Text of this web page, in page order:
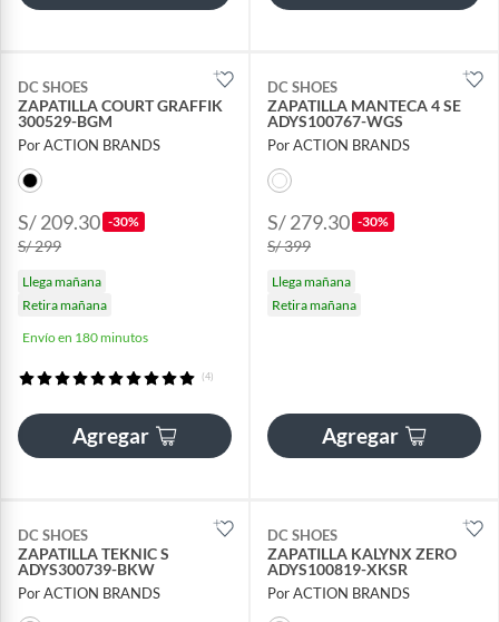
DC SHOES
ZAPATILLA COURT GRAFFIK
300529-BGM
Por ACTION BRANDS
S/ 209.30 -30%
S/ 299
Llega mañana
Retira mañana
Envío en 180 minutos
(4)
Agregar
DC SHOES
ZAPATILLA MANTECA 4 SE
ADYS100767-WGS
Por ACTION BRANDS
S/ 279.30 -30%
S/ 399
Llega mañana
Retira mañana
Agregar
DC SHOES
ZAPATILLA TEKNIC S
ADYS300739-BKW
Por ACTION BRANDS
DC SHOES
ZAPATILLA KALYNX ZERO
ADYS100819-XKSR
Por ACTION BRANDS